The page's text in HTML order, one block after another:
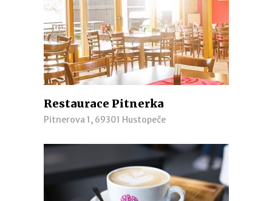
Restaurace Pitnerka
Pitnerova 1, 69301 Hustopeče